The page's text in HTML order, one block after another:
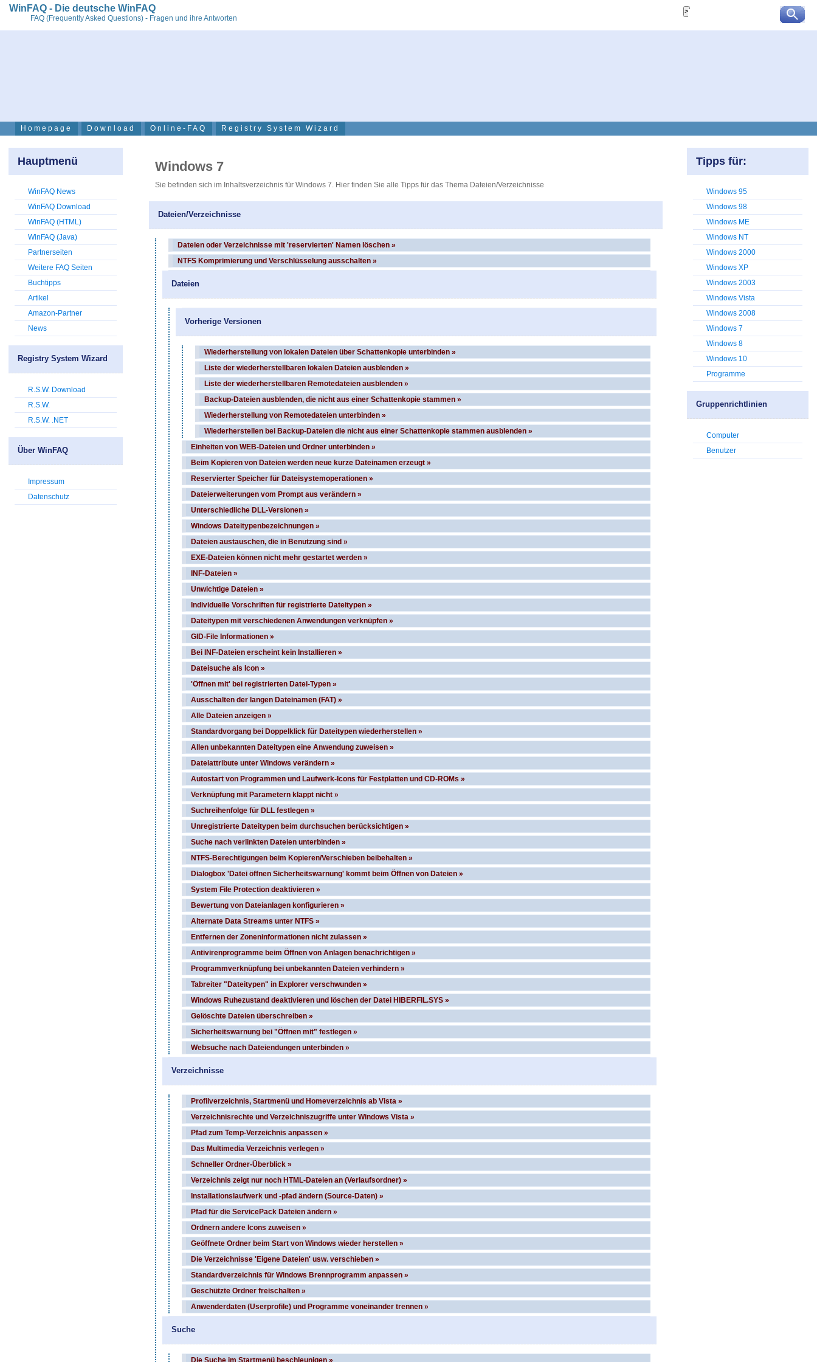
WinFAQ - Die deutsche WinFAQ
FAQ (Frequently Asked Questions) - Fragen und ihre Antworten
Homepage Download Online-FAQ Registry System Wizard
Tipps für:
Windows 95
Windows 98
Windows ME
Windows NT
Windows 2000
Windows XP
Windows 2003
Windows Vista
Windows 2008
Windows 7
Windows 8
Windows 10
Programme
Gruppenrichtlinien
Computer
Benutzer
Windows 7
Sie befinden sich im Inhaltsverzeichnis für Windows 7. Hier finden Sie alle Tipps für das Thema Dateien/Verzeichnisse
Dateien/Verzeichnisse
Dateien oder Verzeichnisse mit 'reservierten' Namen löschen »
NTFS Komprimierung und Verschlüsselung ausschalten »
Dateien
Vorherige Versionen
Wiederherstellung von lokalen Dateien über Schattenkopie unterbinden »
Liste der wiederherstellbaren lokalen Dateien ausblenden »
Liste der wiederherstellbaren Remotedateien ausblenden »
Backup-Dateien ausblenden, die nicht aus einer Schattenkopie stammen »
Wiederherstellung von Remotedateien unterbinden »
Wiederherstellen bei Backup-Dateien die nicht aus einer Schattenkopie stammen ausblenden »
Einheiten von WEB-Dateien und Ordner unterbinden »
Beim Kopieren von Dateien werden neue kurze Dateinamen erzeugt »
Reservierter Speicher für Dateisystemoperationen »
Dateierweiterungen vom Prompt aus verändern »
Unterschiedliche DLL-Versionen »
Windows Dateitypenbezeichnungen »
Dateien austauschen, die in Benutzung sind »
EXE-Dateien können nicht mehr gestartet werden »
INF-Dateien »
Unwichtige Dateien »
Individuelle Vorschriften für registrierte Dateitypen »
Dateitypen mit verschiedenen Anwendungen verknüpfen »
GID-File Informationen »
Bei INF-Dateien erscheint kein Installieren »
Dateisuche als Icon »
'Öffnen mit' bei registrierten Datei-Typen »
Ausschalten der langen Dateinamen (FAT) »
Alle Dateien anzeigen »
Standardvorgang bei Doppelklick für Dateitypen wiederherstellen »
Allen unbekannten Dateitypen eine Anwendung zuweisen »
Dateiattribute unter Windows verändern »
Autostart von Programmen und Laufwerk-Icons für Festplatten und CD-ROMs »
Verknüpfung mit Parametern klappt nicht »
Suchreihenfolge für DLL festlegen »
Unregistrierte Dateitypen beim durchsuchen berücksichtigen »
Suche nach verlinkten Dateien unterbinden »
NTFS-Berechtigungen beim Kopieren/Verschieben beibehalten »
Dialogbox 'Datei öffnen Sicherheitswarnung' kommt beim Öffnen von Dateien »
System File Protection deaktivieren »
Bewertung von Dateianlagen konfigurieren »
Alternate Data Streams unter NTFS »
Entfernen der Zoneninformationen nicht zulassen »
Antivirenprogramme beim Öffnen von Anlagen benachrichtigen »
Programmverknüpfung bei unbekannten Dateien verhindern »
Tabreiter "Dateitypen" in Explorer verschwunden »
Windows Ruhezustand deaktivieren und löschen der Datei HIBERFIL.SYS »
Gelöschte Dateien überschreiben »
Sicherheitswarnung bei "Öffnen mit" festlegen »
Websuche nach Dateiendungen unterbinden »
Verzeichnisse
Profilverzeichnis, Startmenü und Homeverzeichnis ab Vista »
Verzeichnisrechte und Verzeichniszugriffe unter Windows Vista »
Pfad zum Temp-Verzeichnis anpassen »
Das Multimedia Verzeichnis verlegen »
Schneller Ordner-Überblick »
Verzeichnis zeigt nur noch HTML-Dateien an (Verlaufsordner) »
Installationslaufwerk und -pfad ändern (Source-Daten) »
Pfad für die ServicePack Dateien ändern »
Ordnern andere Icons zuweisen »
Geöffnete Ordner beim Start von Windows wieder herstellen »
Die Verzeichnisse 'Eigene Dateien' usw. verschieben »
Standardverzeichnis für Windows Brennprogramm anpassen »
Geschützte Ordner freischalten »
Anwenderdaten (Userprofile) und Programme voneinander trennen »
Suche
Die Suche im Startmenü beschleunigen »
Hauptmenü
WinFAQ News
WinFAQ Download
WinFAQ (HTML)
WinFAQ (Java)
Partnerseiten
Weitere FAQ Seiten
Buchtipps
Artikel
Amazon-Partner
News
Registry System Wizard
R.S.W. Download
R.S.W.
R.S.W. .NET
Über WinFAQ
Impressum
Datenschutz